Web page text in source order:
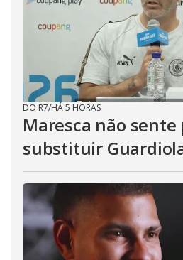
DO R7/HÁ 5 HORAS
Maresca não sente
substituir